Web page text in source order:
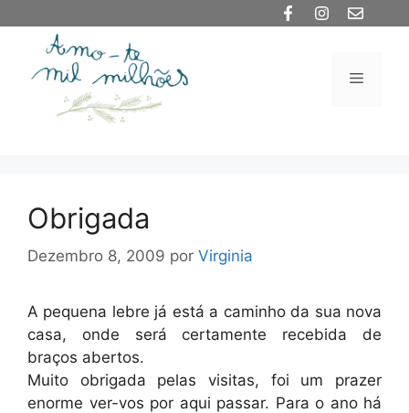
conteúdo
Menu
Obrigada
Dezembro 8, 2009 por Virginia
A pequena lebre já está a caminho da sua nova
casa, onde será certamente recebida de
braços abertos.
Muito obrigada pelas visitas, foi um prazer
enorme ver-vos por aqui passar. Para o ano há